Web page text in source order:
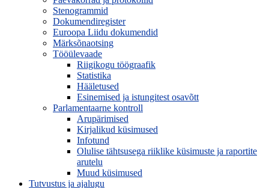
Stenogrammid
Dokumendiregister
Euroopa Liidu dokumendid
Märksõnaotsing
Tööülevaade
Riigikogu töögraafik
Statistika
Hääletused
Esinemised ja istungitest osavõtt
Parlamentaarne kontroll
Arupärimised
Kirjalikud küsimused
Infotund
Olulise tähtsusega riiklike küsimuste ja raportite
arutelu
Muud küsimused
Tutvustus ja ajalugu